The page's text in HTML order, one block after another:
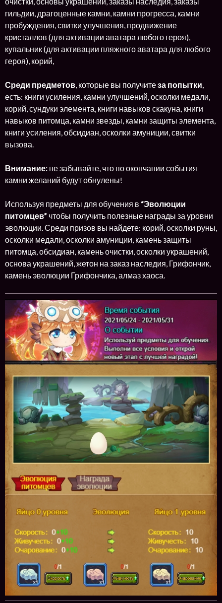
гильдии, драгоценные камни, камни прогресса, камни
пробуждения, свитки улучшения, продвижение
кристаллов (для активации аватара любого героя),
купальник (для активации пляжного аватара для любого
героя), корий,
Среди предметов, которые вы получитеза попытки,
есть: книги усиления, камни улучшений, осколки медали,
корий, сундуки элемента, книги навыков скакуна, книги
навыков питомца, камни звезды, камни защиты элемента,
книги усиления, обсидиан, осколки амуниции, свитки
вызова.
Внимание: не забывайте, что по окончании события
камни желаний будут обнулены!
Используя предметы для обучения в “Эволюции
питомцев” чтобы получить полезные награды за уровни
эволюции. Среди призов вы найдете: корий, осколки руны,
осколки медали, осколки амуниции, камень защиты
питомца, обсидиан, камень очистки, осколки украшений,
основа украшений, жетон на заказ наследия, Грифончик,
камень эволюции Грифончика, алмаз хаоса.